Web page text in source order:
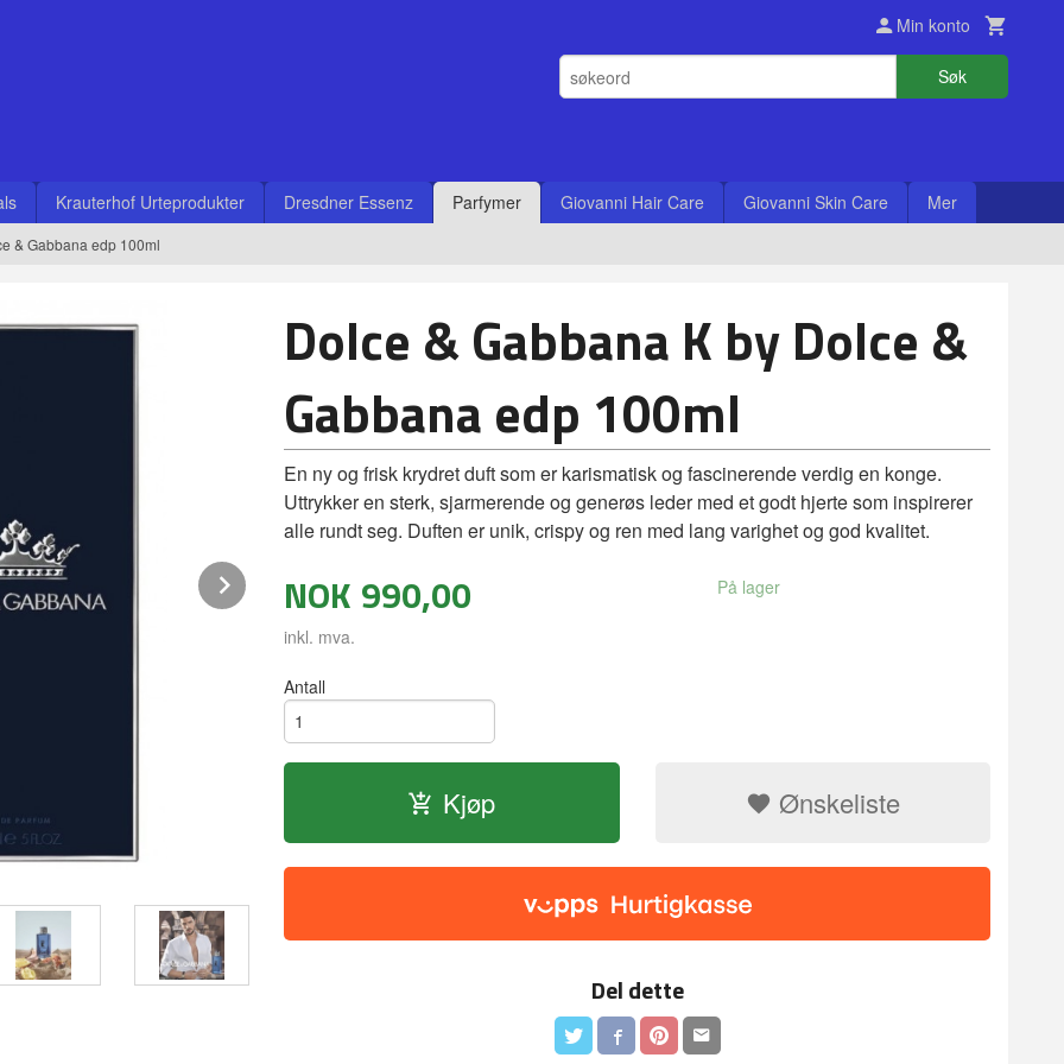
Min konto
Søk
Krauterhof Urteprodukter Dresdner Essenz Parfymer Giovanni Hair Care Giovanni Skin Care Mer
& Gabbana edp 100ml
Next
Dolce & Gabbana K by Dolce &
Gabbana edp 100ml
En ny og frisk krydret duft som er karismatisk og fascinerende verdig en konge.
Uttrykker en sterk, sjarmerende og generøs leder med et godt hjerte som inspirerer
alle rundt seg. Duften er unik, crispy og ren med lang varighet og god kvalitet.
NOK 990,00
inkl. mva.
På lager
Antall
Kjøp Ønskeliste
Del dette